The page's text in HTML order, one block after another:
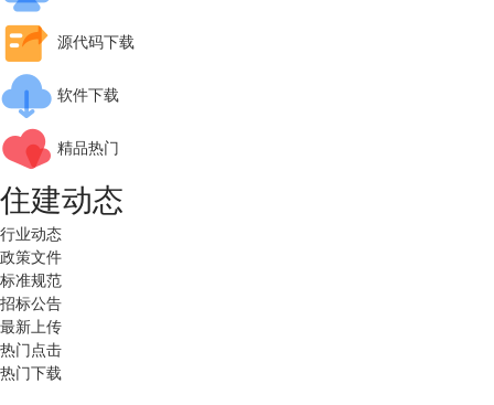
源代码下载
软件下载
精品热门
住建动态
行业动态
政策文件
标准规范
招标公告
最新上传
热门点击
热门下载